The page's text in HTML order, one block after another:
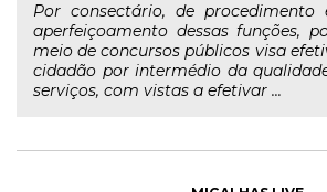
Por consectário, de procedimento
aperfeiçoamento dessas funções,
meio de concursos públicos visa
cidadão por intermédio da
serviços, com vistas a efetivar ...